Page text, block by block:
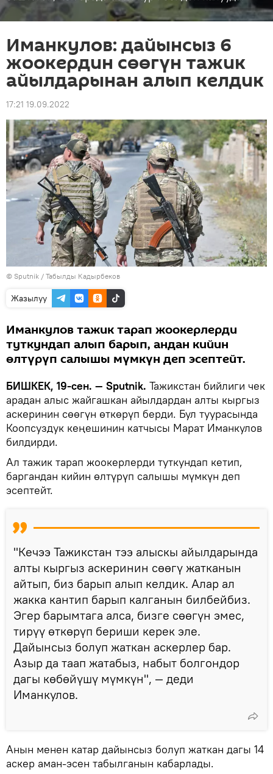
Иманкулов: дайынсыз 6
жоокердин сөөгүн тажик
айылдарынан алып келдик
17:21 19.09.2022
© Sputnik / Табылды Кадырбеков
Жазылуу
Иманкулов тажик тарап жоокерлерди
туткундап алып барып, андан кийин
өлтүрүп салышы мүмкүн деп эсептейт.
БИШКЕК, 19-сен. — Sputnik. Тажикстан бийлиги чек
арадан алыс жайгашкан айылдардан алты кыргыз
аскеринин сөөгүн өткөрүп берди. Бул туурасында
Коопсуздук кеңешинин катчысы Марат Иманкулов
билдирди.
Ал тажик тарап жоокерлерди туткундап кетип,
баргандан кийин өлтүрүп салышы мүмкүн деп
эсептейт.
"Кечээ Тажикстан тээ алыскы айылдарында
алты кыргыз аскеринин сөөгү жатканын
айтып, биз барып алып келдик. Алар ал
жакка кантип барып калганын билбейбиз.
Эгер барымтага алса, бизге сөөгүн эмес,
тирүү өткөрүп бериши керек эле.
Дайынсыз болуп жаткан аскерлер бар.
Азыр да таап жатабыз, набыт болгондор
дагы көбөйүшү мүмкүн", — деди
Иманкулов.
Анын менен катар дайынсыз болуп жаткан дагы 14
аскер аман-эсен табылганын кабарлады.